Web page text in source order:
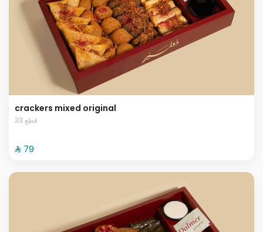
crackers mixed original
33 قطع
⁨⁦‪‬ 79⁩